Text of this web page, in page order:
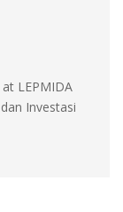
LEPMIDA
Investasi